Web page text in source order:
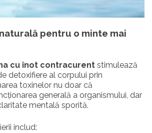
pentru o minte mai
cu înot contracurent stimulează
detoxifiere al corpului prin
toxinelor nu doar că
generală a organismului, dar
mentală sporită.
includ: